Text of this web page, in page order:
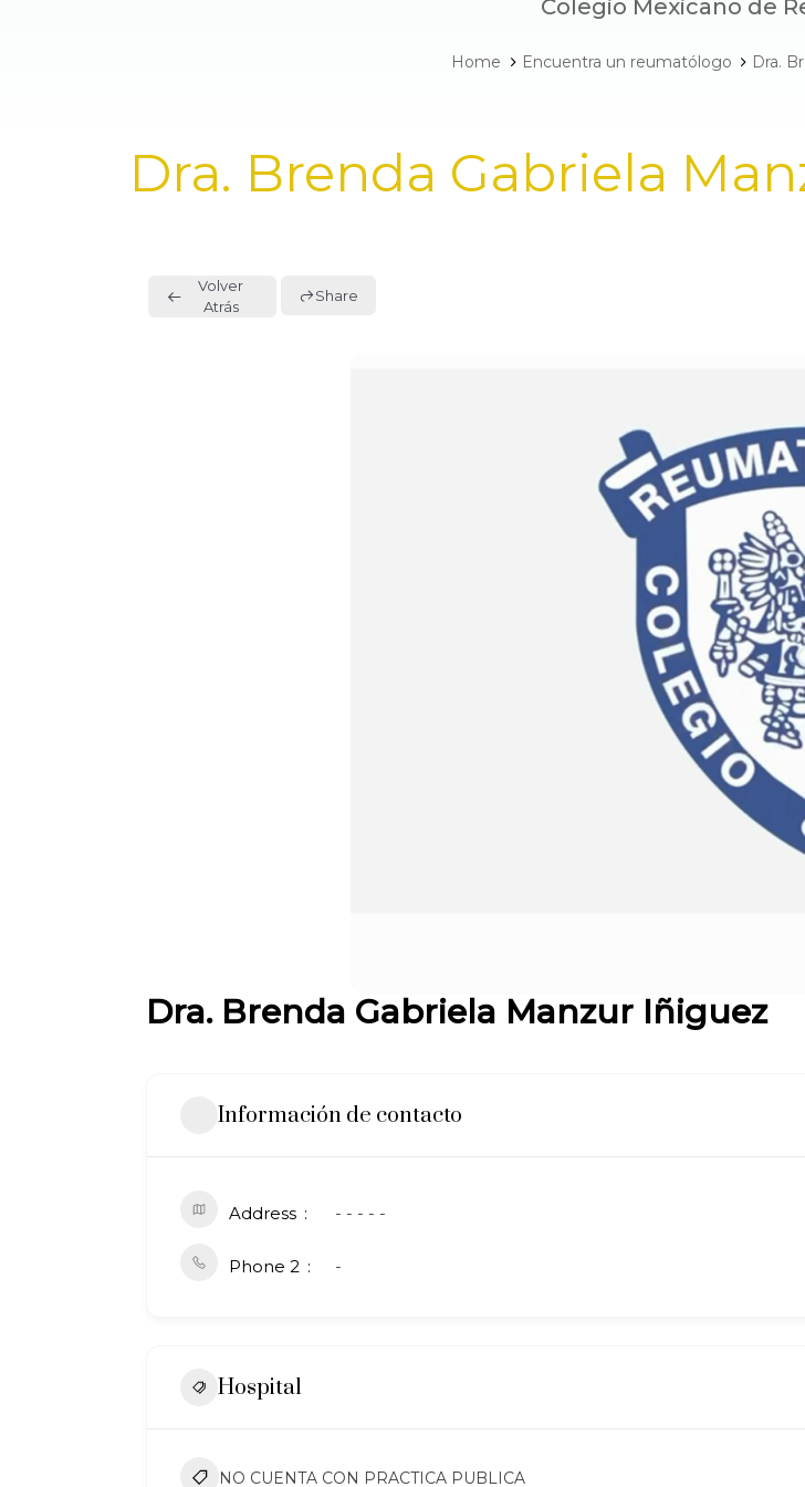
Colegio Mexicano de
Home Encuentra un reumatólogo Dra.
Dra. Brenda Gabriela
Volver
Atrás
Share
Dra. Brenda Gabriela Manzur Iñiguez
Información de contacto
Address - - - - -
Phone 2 -
Hospital
NO CUENTA CON PRACTICA PUBLICA